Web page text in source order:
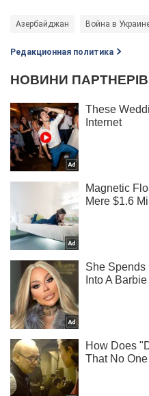
Азербайджан Война в
Редакционная политика